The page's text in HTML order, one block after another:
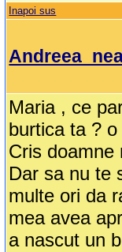
Inapoi sus
Maria , ce
burtica ta ?
Cris doamne
Dar sa nu te
multe ori da
mea avea
a nascut un